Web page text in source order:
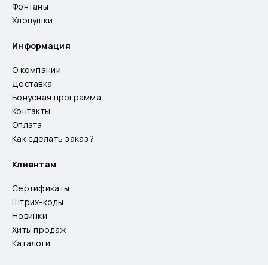
Фонтаны
Хлопушки
Информация
О компании
Доставка
Бонусная программа
Контакты
Оплата
Как сделать заказ?
Клиентам
Сертификаты
Штрих-коды
Новинки
Хиты продаж
Каталоги